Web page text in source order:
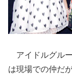
アイドルグル
は現場での仲だ